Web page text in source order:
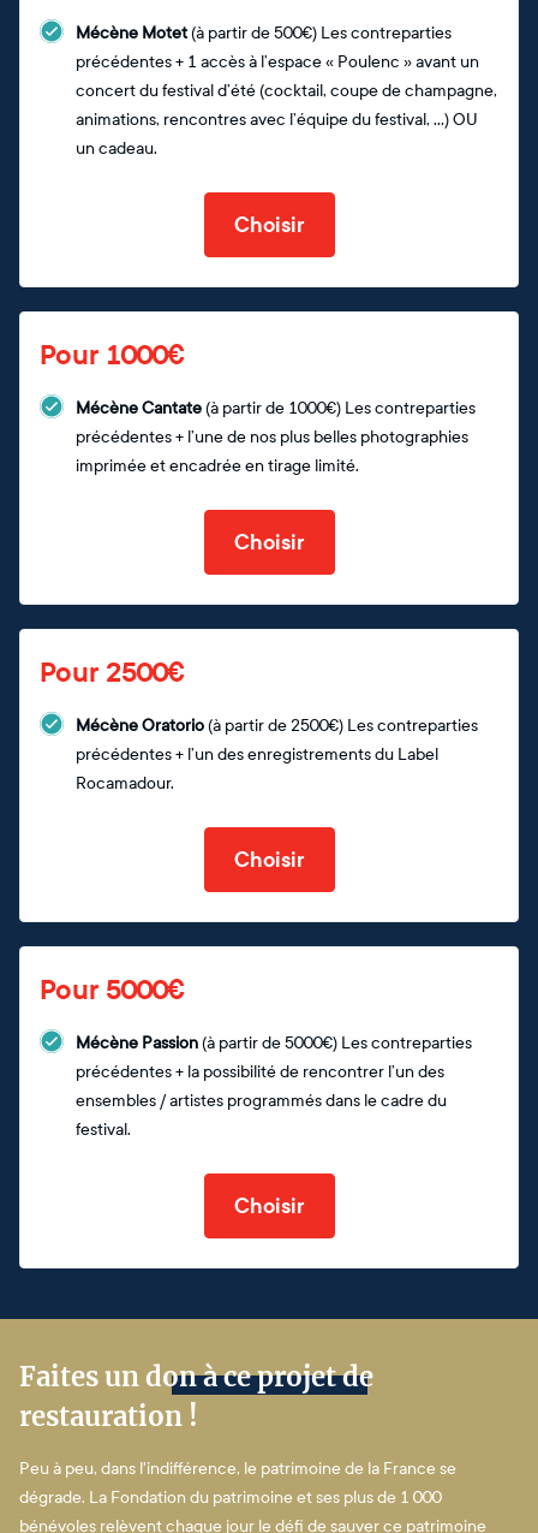
Mécène Motet(à partir de 500€) Les contreparties
précédentes + 1 accès à l’espace « Poulenc » avant un
concert du festival d’été (cocktail, coupe de champagne,
animations, rencontres avec l’équipe du festival, …) OU
un cadeau.
Choisir
Pour 1000€
Mécène Cantate(à partir de 1000€) Les contreparties
précédentes + l’une de nos plus belles photographies
imprimée et encadrée en tirage limité.
Choisir
Pour 2500€
Mécène Oratorio(à partir de 2500€) Les contreparties
précédentes + l’un des enregistrements du Label
Rocamadour.
Choisir
Pour 5000€
Mécène Passion(à partir de 5000€) Les contreparties
précédentes + la possibilité de rencontrer l’un des
ensembles / artistes programmés dans le cadre du
festival.
Choisir
Faites un don à ce projet de
restauration !
Peu à peu, dans l'indifférence, le patrimoine de la France se
dégrade. La Fondation du patrimoine et ses plus de 1 000
bénévoles relèvent chaque jour le défi de sauver ce patrimoine